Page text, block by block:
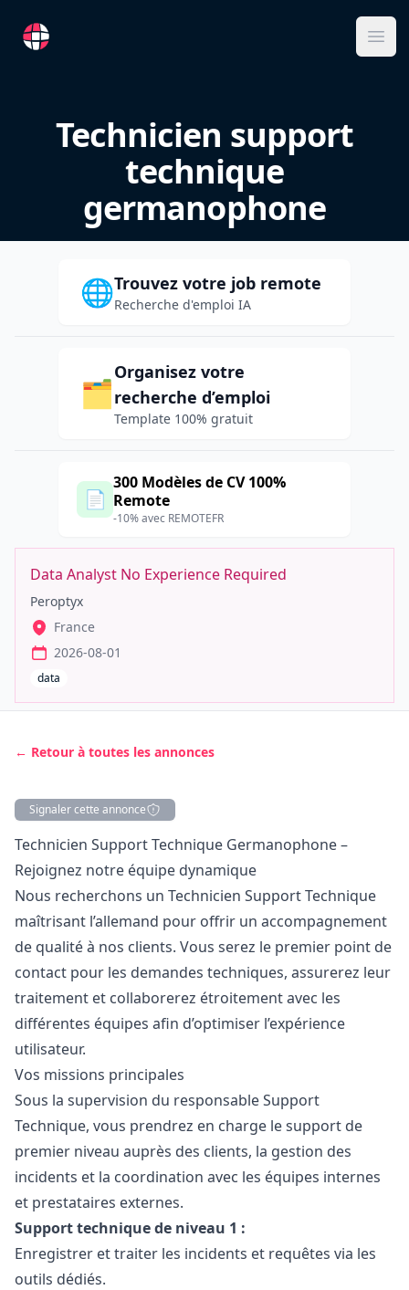
RemoteFR
Technicien support
technique
germanophone
🌐Trouvez votre job remote
Recherche d'emploi IA
🗂️
Organisez votre
recherche d’emploi
Template 100% gratuit
📄
300 Modèles de CV 100%
Remote
-10% avec REMOTEFR
Data Analyst No Experience Required
Peroptyx
France
2026-08-01
data
← Retour à toutes les annonces
Signaler cette annonce
Description
Technicien Support Technique Germanophone –
Rejoignez notre équipe dynamique
Nous recherchons un Technicien Support Technique
maîtrisant l’allemand pour offrir un accompagnement
de qualité à nos clients. Vous serez le premier point de
contact pour les demandes techniques, assurerez leur
traitement et collaborerez étroitement avec les
différentes équipes afin d’optimiser l’expérience
utilisateur.
Vos missions principales
Sous la supervision du responsable Support
Technique, vous prendrez en charge le support de
premier niveau auprès des clients, la gestion des
incidents et la coordination avec les équipes internes
et prestataires externes.
Support technique de niveau 1 :
Enregistrer et traiter les incidents et requêtes via les
outils dédiés.